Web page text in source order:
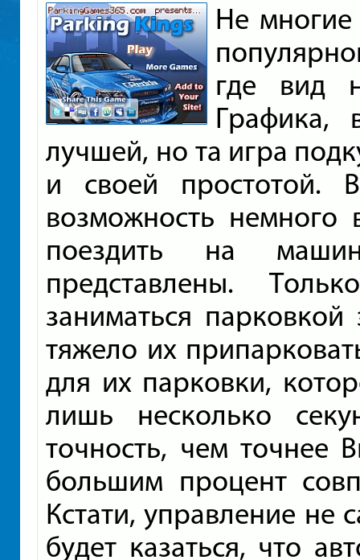
Не многие
где вид
Графика,
лучшей, но та игра
и своей простотой.
возможность
поездить на
представлены.
заниматься
тяжело их
для их парковки,
лишь несколько
точность, чем точнее
большим процент
Кстати, управление не
будет казаться, что